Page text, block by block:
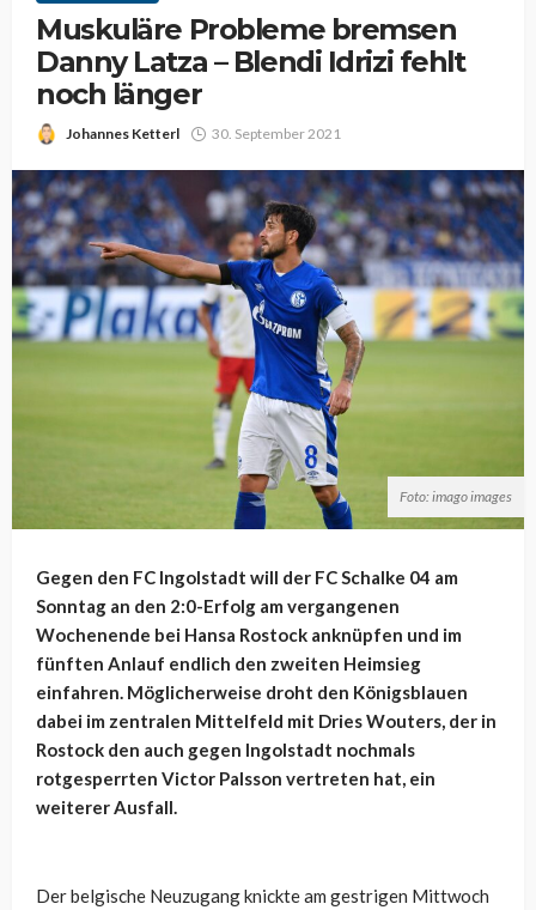
Muskuläre Probleme bremsen
Danny Latza – Blendi Idrizi fehlt
noch länger
Johannes Ketterl 30. September 2021
Foto: imago images
Gegen den FC Ingolstadt will der FC Schalke 04 am
Sonntag an den 2:0-Erfolg am vergangenen
Wochenende bei Hansa Rostock anknüpfen und im
fünften Anlauf endlich den zweiten Heimsieg
einfahren. Möglicherweise droht den Königsblauen
dabei im zentralen Mittelfeld mit Dries Wouters, der in
Rostock den auch gegen Ingolstadt nochmals
rotgesperrten Victor Palsson vertreten hat, ein
weiterer Ausfall.
Der belgische Neuzugang knickte am gestrigen Mittwoch